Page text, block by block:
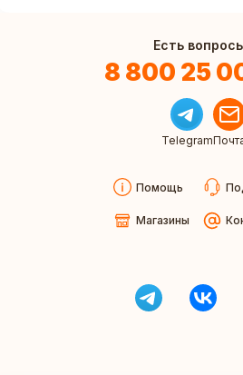
Есть
8 800 25
Telegram
Помощь
Магазины